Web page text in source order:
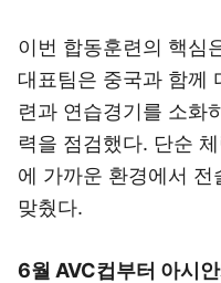
이번 합동훈련의 핵심
대표팀은 중국과 함께
련과 연습경기를 소화
력을 점검했다. 단순
에 가까운 환경에서
맞췄다.
6월 AVC컵부터 아시